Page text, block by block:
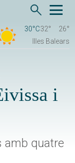
30°C32°
26°
Illes Balears
i
amb quatre